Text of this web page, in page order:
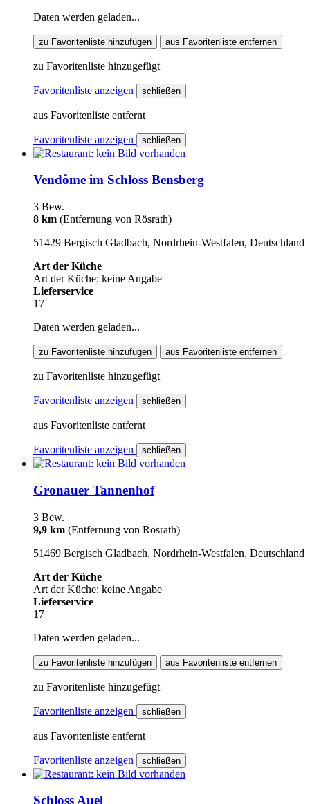
Daten werden geladen...
zu Favoritenliste hinzufügen aus Favoritenliste entfernen
zu Favoritenliste hinzugefügt
Favoritenliste anzeigen schließen
aus Favoritenliste entfernt
Favoritenliste anzeigen schließen
Vendôme im Schloss Bensberg
3 Bew.
8 km (Entfernung von Rösrath)
51429 Bergisch Gladbach, Nordrhein-Westfalen, Deutschland
Art der Küche
Art der Küche: keine Angabe
Lieferservice
17
Daten werden geladen...
zu Favoritenliste hinzufügen aus Favoritenliste entfernen
zu Favoritenliste hinzugefügt
Favoritenliste anzeigen schließen
aus Favoritenliste entfernt
Favoritenliste anzeigen schließen
Gronauer Tannenhof
3 Bew.
9,9 km (Entfernung von Rösrath)
51469 Bergisch Gladbach, Nordrhein-Westfalen, Deutschland
Art der Küche
Art der Küche: keine Angabe
Lieferservice
17
Daten werden geladen...
zu Favoritenliste hinzufügen aus Favoritenliste entfernen
zu Favoritenliste hinzugefügt
Favoritenliste anzeigen schließen
aus Favoritenliste entfernt
Favoritenliste anzeigen schließen
Schloss Auel